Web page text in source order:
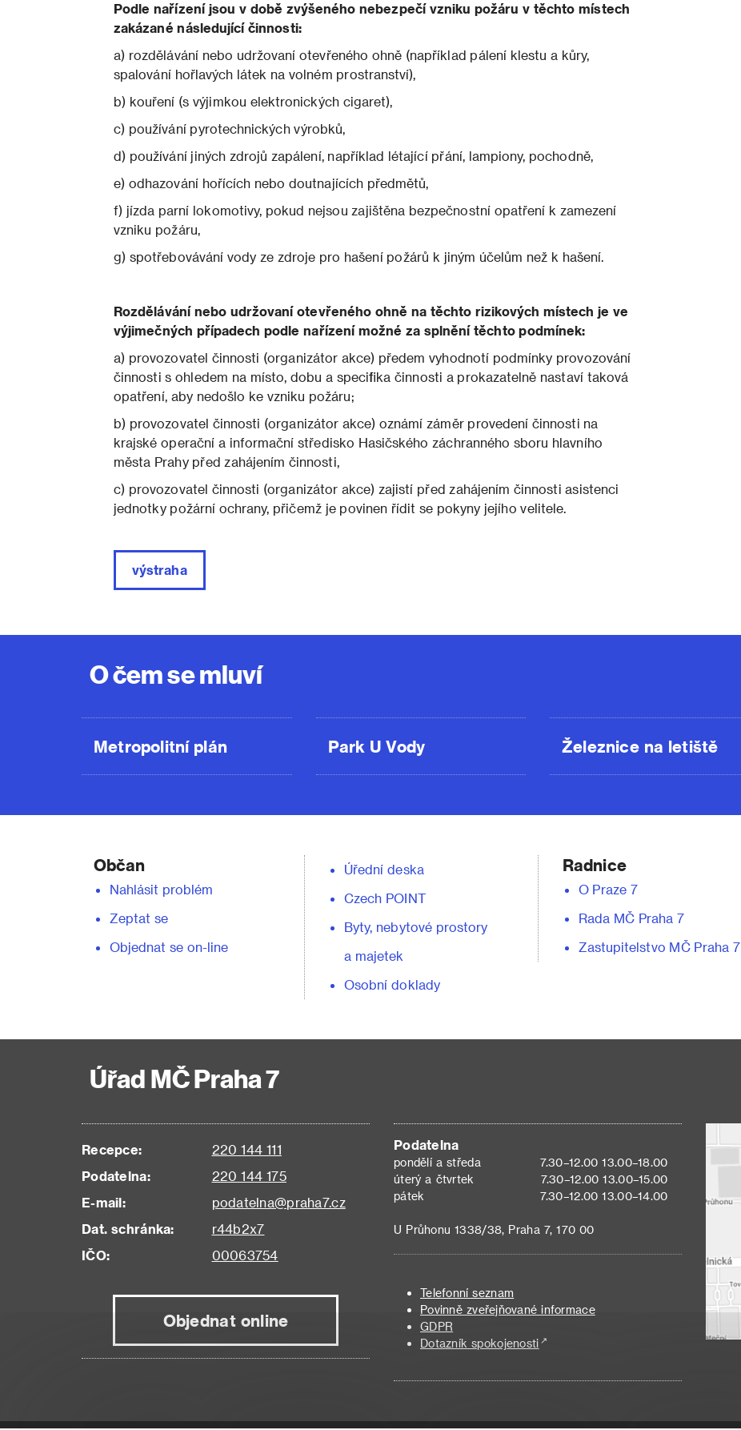
Podle nařízení jsou v době zvýšeného nebezpečí vzniku požáru v těchto místech
zakázané následující činnosti:
a) rozdělávání nebo udržovaní otevřeného ohně (například pálení klestu a kůry,
spalování hořlavých látek na volném prostranství),
b) kouření (s výjimkou elektronických cigaret),
c) používání pyrotechnických výrobků,
d) používání jiných zdrojů zapálení, například létající přání, lampiony, pochodně,
e) odhazování hořících nebo doutnajících předmětů,
f) jízda parní lokomotivy, pokud nejsou zajištěna bezpečnostní opatření k zamezení
vzniku požáru,
g) spotřebovávání vody ze zdroje pro hašení požárů k jiným účelům než k hašení.
Rozdělávání nebo udržovaní otevřeného ohně na těchto rizikových místech je ve
výjimečných případech podle nařízení možné za splnění těchto podmínek:
a) provozovatel činnosti (organizátor akce) předem vyhodnotí podmínky provozování
činnosti s ohledem na místo, dobu a specifika činnosti a prokazatelně nastaví taková
opatření, aby nedošlo ke vzniku požáru;
b) provozovatel činnosti (organizátor akce) oznámí záměr provedení činnosti na
krajské operační a informační středisko Hasičského záchranného sboru hlavního
města Prahy před zahájením činnosti,
c) provozovatel činnosti (organizátor akce) zajistí před zahájením činnosti asistenci
jednotky požární ochrany, přičemž je povinen řídit se pokyny jejího velitele.
výstraha
O čem se mluví
Metropolitní plán Park U Vody Železnice na letiště
Občan
Nahlásit problém
Zeptat se
Objednat se on-line
Úřední deska
Czech POINT
Byty, nebytové prostory
a majetek
Osobní doklady
Radnice
O Praze 7
Rada MČ Praha 7
Zastupitelstvo MČ Praha 7
Úřad MČ Praha 7
Recepce:
220 144 111
Podatelna:
220 144 175
E-mail:
podatelna@praha7.cz
Dat. schránka:
r44b2x7
IČO:
00063754
Objednat online
Podatelna
pondělí a středa
7.30–12.00 13.00–18.00
úterý a čtvrtek
7.30–12.00 13.00–15.00
pátek
7.30–12.00 13.00–14.00
U Průhonu 1338/38, Praha 7, 170 00
Telefonní seznam
Povinně zveřejňované informace
GDPR
Dotazník spokojenosti